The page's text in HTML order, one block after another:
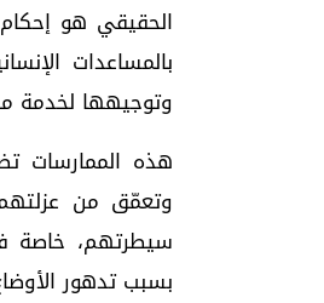
الحقيقي هو
بالمساعدات
وتوجيهها لخدمة
هذه الممارسات
وتعمّق من عزلتهم
سيطرتهم، خاصة
بسبب تدهور